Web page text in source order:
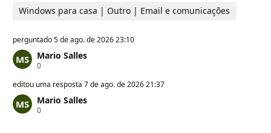
Windows para casa | Outro | Email e comunicações
perguntado5 de ago. de 2026 23:10
Mario Salles
0P
n
o
s
editou uma resposta 7 de ago. de 2026 21:37
Mario Salles
0P